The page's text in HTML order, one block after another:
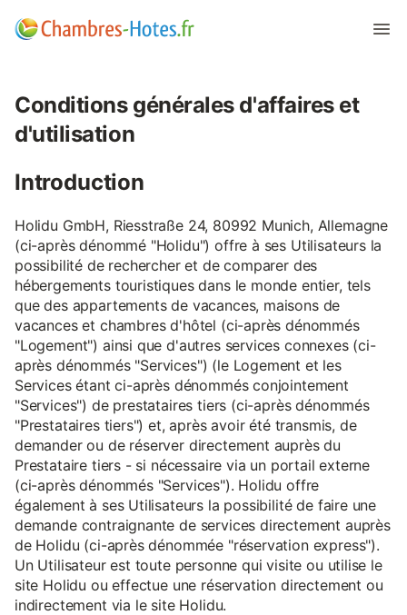
Conditions générales d'affaires et
d'utilisation
Introduction
Holidu GmbH, Riesstraße 24, 80992 Munich, Allemagne
(ci-après dénommé "Holidu") offre à ses Utilisateurs la
possibilité de rechercher et de comparer des
hébergements touristiques dans le monde entier, tels
que des appartements de vacances, maisons de
vacances et chambres d'hôtel (ci-après dénommés
"Logement") ainsi que d'autres services connexes (ci-
après dénommés "Services") (le Logement et les
Services étant ci-après dénommés conjointement
"Services") de prestataires tiers (ci-après dénommés
"Prestataires tiers") et, après avoir été transmis, de
demander ou de réserver directement auprès du
Prestataire tiers - si nécessaire via un portail externe
(ci-après dénommés "Services"). Holidu offre
également à ses Utilisateurs la possibilité de faire une
demande contraignante de services directement auprès
de Holidu (ci-après dénommée "réservation express").
Un Utilisateur est toute personne qui visite ou utilise le
site Holidu ou effectue une réservation directement ou
indirectement via le site Holidu.